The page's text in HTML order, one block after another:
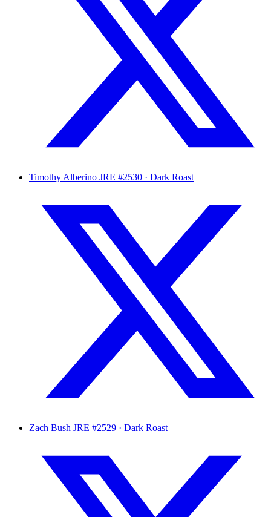
Timothy Alberino JRE #2530 · Dark Roast
Zach Bush JRE #2529 · Dark Roast